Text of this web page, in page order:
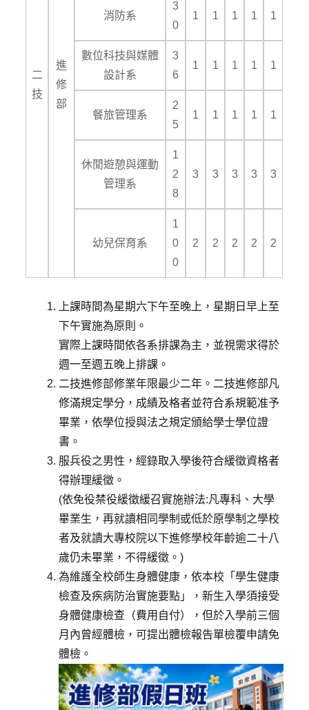
二
技
進
修
部
消防系
3
0
1 1 1 1 1
數位科技與媒體
設計系
3
6
1 1 1 1 1
餐旅管理系
2
5
1 1 1 1 1
休閒遊憩與運動
管理系
1
2
8
3 3 3 3 3
幼兒保育系
1
0
0
2 2 2 2 2
上課時間為星期六下午至晚上，星期日早上至
下午實施為原則。
實際上課時間依各系排課為主，並視需求得於
週一至週五晚上排課。
二技進修部修業年限最少二年。二技進修部凡
修滿規定學分，成績及格者並符合系規範准予
畢業，依學位授與法之規定頒給學士學位證
書。
服兵役之男性，經錄取入學後符合緩徵資格者
得辦理緩徵。
(依免役禁役緩徵緩召實施辦法:凡專科、大學
畢業生，再就讀相同學制或低於原學制之學校
者及就讀大專校院以下進修學校年齡逾二十八
歲仍未畢業，不得緩徵。)
為維護全校師生身體健康，依本校「學生健康
檢查及疾病防治實施要點」，新生入學須接受
身體健康檢查（費用自付），但於入學前三個
月內曾經體檢，可提出體檢報告單檢覆申請免
體檢。